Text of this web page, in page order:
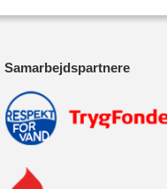
Samarbejdspartnere